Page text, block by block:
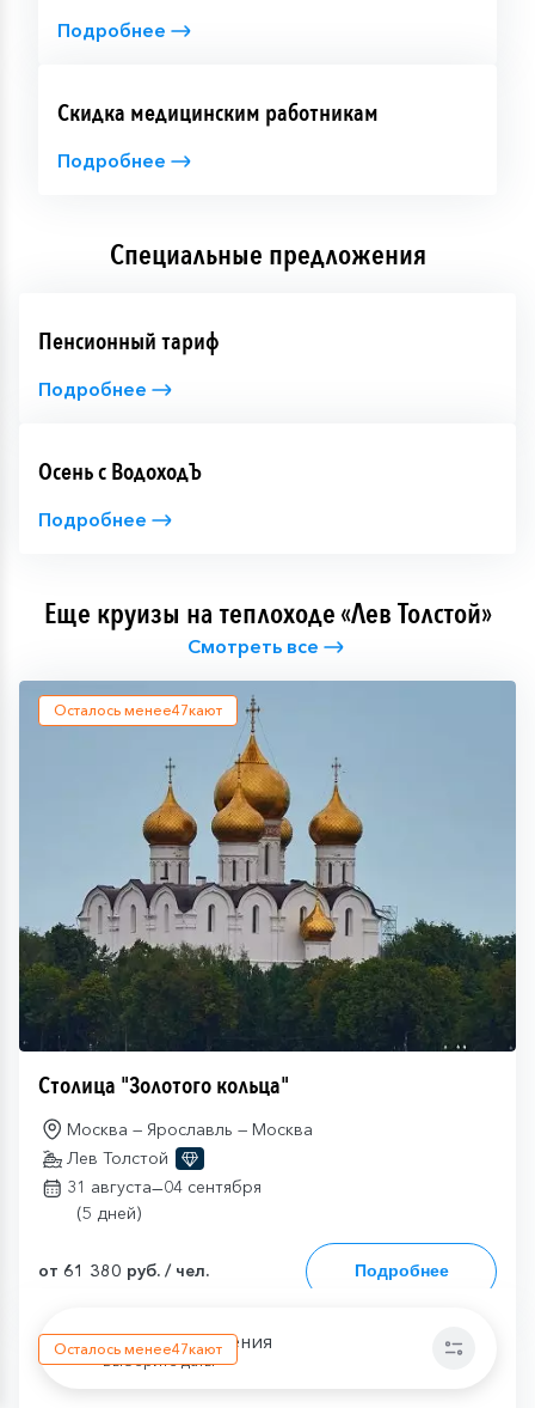
Даты отправления
Выберите даты
Подробнее
Скидка медицинским работникам
Подробнее
Специальные предложения
Пенсионный тариф
Подробнее
Осень с ВодоходЪ
Подробнее
Еще круизы на теплоходе «Лев Толстой»
Смотреть все
Осталось менее47кают
Столица "Золотого кольца"
Москва — Ярославль — Москва
Лев Толстой
31 августа—04 сентября
(5 дней)
Подробнее
от 61 380 руб. / чел.
Осталось менее47кают